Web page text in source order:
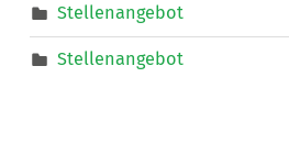
Stellenangebot
Stellenangebot